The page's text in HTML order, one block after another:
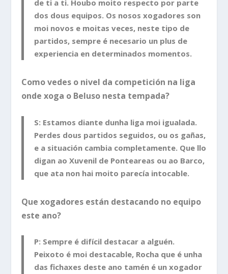
de ti a ti. Houbo moito respecto por parte
dos dous equipos. Os nosos xogadores son
moi novos e moitas veces, neste tipo de
partidos, sempre é necesario un plus de
experiencia en determinados momentos.
Como vedes o nivel da competición na liga
onde xoga o Beluso nesta tempada?
S: Estamos diante dunha liga moi igualada.
Perdes dous partidos seguidos, ou os gañas,
e a situación cambia completamente. Que llo
digan ao Xuvenil de Ponteareas ou ao Barco,
que ata non hai moito parecía intocable.
Que xogadores están destacando no equipo
este ano?
P: Sempre é difícil destacar a alguén.
Peixoto é moi destacable, Rocha que é unha
das fichaxes deste ano tamén é un xogador